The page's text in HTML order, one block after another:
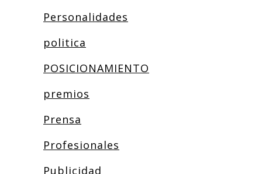
Personalidades
politica
POSICIONAMIENTO
premios
Prensa
Profesionales
Publicidad